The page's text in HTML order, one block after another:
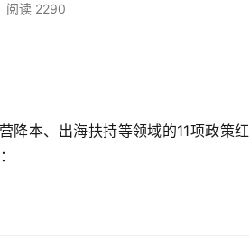
阅读 2290
降本、出海扶持等领域的11项政策红